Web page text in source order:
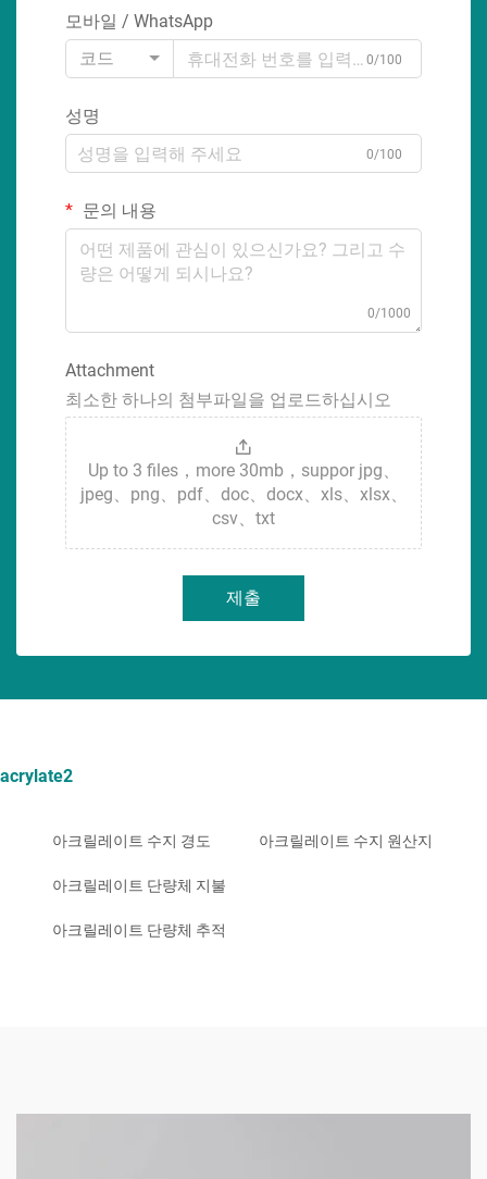
모바일 / WhatsApp
코드
0/100
성명
0/100
문의 내용
0/1000
Attachment
최소한 하나의 첨부파일을 업로드하십시오
Up to 3 files，more 30mb，suppor jpg、
jpeg、png、pdf、doc、docx、xls、xlsx、
csv、txt
제출
acrylate2
아크릴레이트 수지 경도 아크릴레이트 수지 원산지
아크릴레이트 단량체 지불
아크릴레이트 단량체 추적